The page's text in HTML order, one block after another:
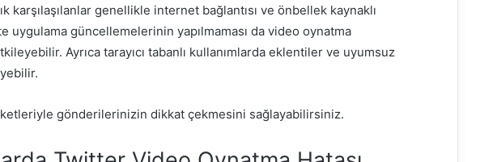
karşılaşılanlar genellikle internet bağlantısı ve önbellek kaynaklı
uygulama güncellemelerinin yapılmaması da video oynatma
Ayrıca tarayıcı tabanlı kullanımlarda eklentiler ve uyumsuz
gönderilerinizin dikkat çekmesini sağlayabilirsiniz.